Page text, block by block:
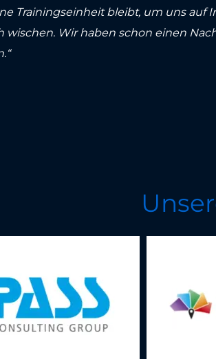
Trainingseinheit bleibt, um uns auf
wischen. Wir haben schon einen